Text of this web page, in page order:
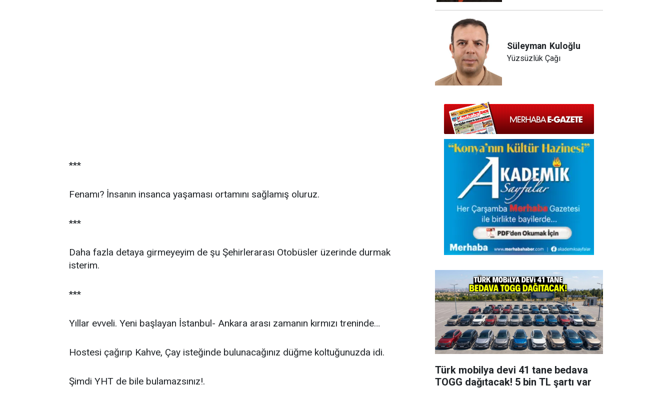
***
Fenamı? İnsanın insanca yaşaması ortamını sağlamış oluruz.
***
Daha fazla detaya girmeyeyim de şu Şehirlerarası Otobüsler üzerinde durmak
isterim.
***
Yıllar evveli. Yeni başlayan İstanbul- Ankara arası zamanın kırmızı treninde…
Hostesi çağırıp Kahve, Çay isteğinde bulunacağınız düğme koltuğunuzda idi.
Şimdi YHT de bile bulamazsınız!.
Süleyman Kuloğlu
Yüzsüzlük Çağı
Türk mobilya devi 41 tane bedava
TOGG dağıtacak! 5 bin TL şartı var